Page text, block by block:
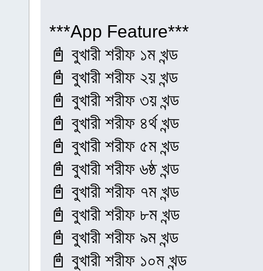
***App Feature***
📓 বুখারী শরীফ ১ম খন্ড
📓 বুখারী শরীফ ২য় খন্ড
📓 বুখারী শরীফ ৩য় খন্ড
📓 বুখারী শরীফ ৪র্থ খন্ড
📓 বুখারী শরীফ ৫ম খন্ড
📓 বুখারী শরীফ ৬ষ্ঠ খন্ড
📓 বুখারী শরীফ ৭ম খন্ড
📓 বুখারী শরীফ ৮ম খন্ড
📓 বুখারী শরীফ ৯ম খন্ড
📓 বুখারী শরীফ ১০ম খন্ড